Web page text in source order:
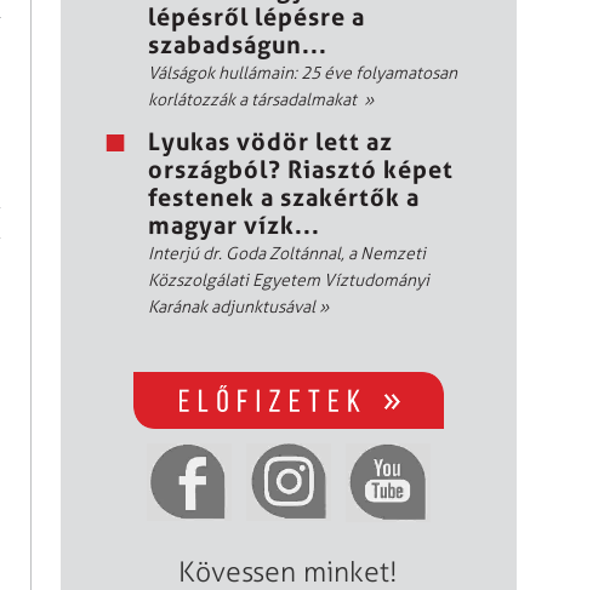
lépésről lépésre a
szabadságun...
Válságok hullámain: 25 éve folyamatosan
korlátozzák a társadalmakat »
Lyukas vödör lett az
országból? Riasztó képet
festenek a szakértők a
magyar vízk...
Interjú dr. Goda Zoltánnal, a Nemzeti
Közszolgálati Egyetem Víztudományi
Karának adjunktusával»
Kövessen minket!